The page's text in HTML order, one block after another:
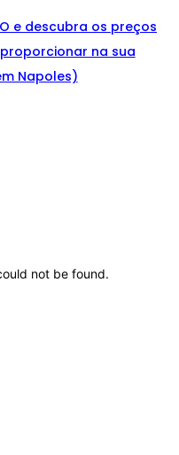
e descubra os preços
na sua
Napoles)